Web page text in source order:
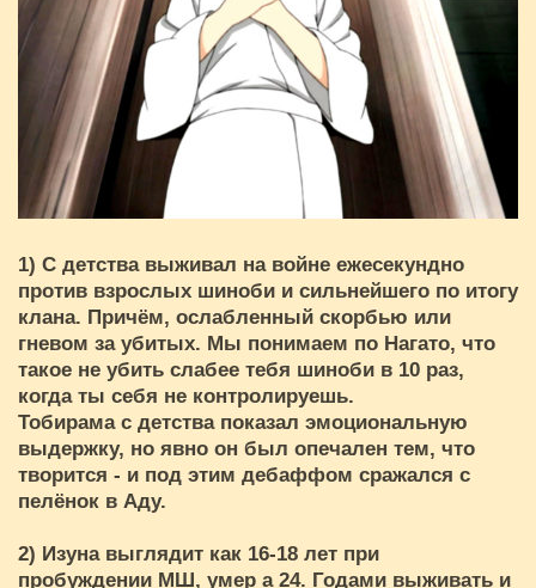
1) С детства выживал на войне ежесекундно
против взрослых шиноби и сильнейшего по итогу
клана. Причём, ослабленный скорбью или
гневом за убитых. Мы понимаем по Нагато, что
такое не убить слабее тебя шиноби в 10 раз,
когда ты себя не контролируешь.
Тобирама с детства показал эмоциональную
выдержку, но явно он был опечален тем, что
творится - и под этим дебаффом сражался с
пелёнок в Аду.
2) Изуна выглядит как 16-18 лет при
пробуждении МШ, умер а 24. Годами выживать и